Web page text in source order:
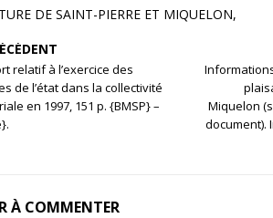
DE SAINT-PIERRE ET MIQUELON,
relatif à l’exercice des
de l’état dans la collectivité
en 1997, 151 p. {BMSP} –
Miquelon
document).
À COMMENTER